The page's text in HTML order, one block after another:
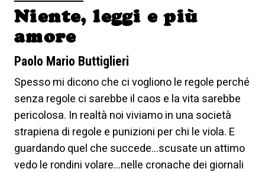
Niente, leggi e più
amore
Paolo Mario Buttiglieri
Spesso mi dicono che ci vogliono le regole perché
senza regole ci sarebbe il caos e la vita sarebbe
pericolosa. In realtà noi viviamo in una società
strapiena di regole e punizioni per chi le viola. E
guardando quel che succede...scusate un attimo
vedo le rondini volare...nelle cronache dei giornali